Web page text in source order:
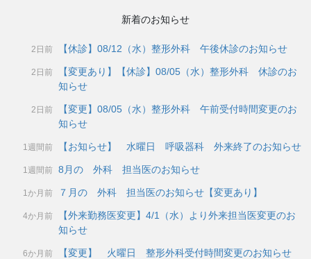
新着のお知らせ
2日前 【休診】08/12（水）整形外科 午後休診のお知らせ
2日前
【変更あり】【休診】08/05（水）整形外科 休診のお
知らせ
2日前
【変更】08/05（水）整形外科 午前受付時間変更のお
知らせ
1週間前 【お知らせ】 水曜日 呼吸器科 外来終了のお知らせ
1週間前 8月の 外科 担当医のお知らせ
1か月前 ７月の 外科 担当医のお知らせ【変更あり】
4か月前
【外来勤務医変更】4/1（水）より外来担当医変更のお
知らせ
6か月前 【変更】 火曜日 整形外科受付時間変更のお知らせ